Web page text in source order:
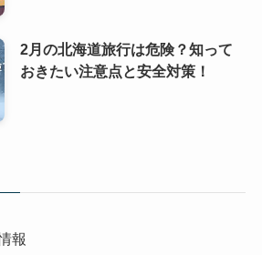
2月の北海道旅行は危険？知って
おきたい注意点と安全対策！
報